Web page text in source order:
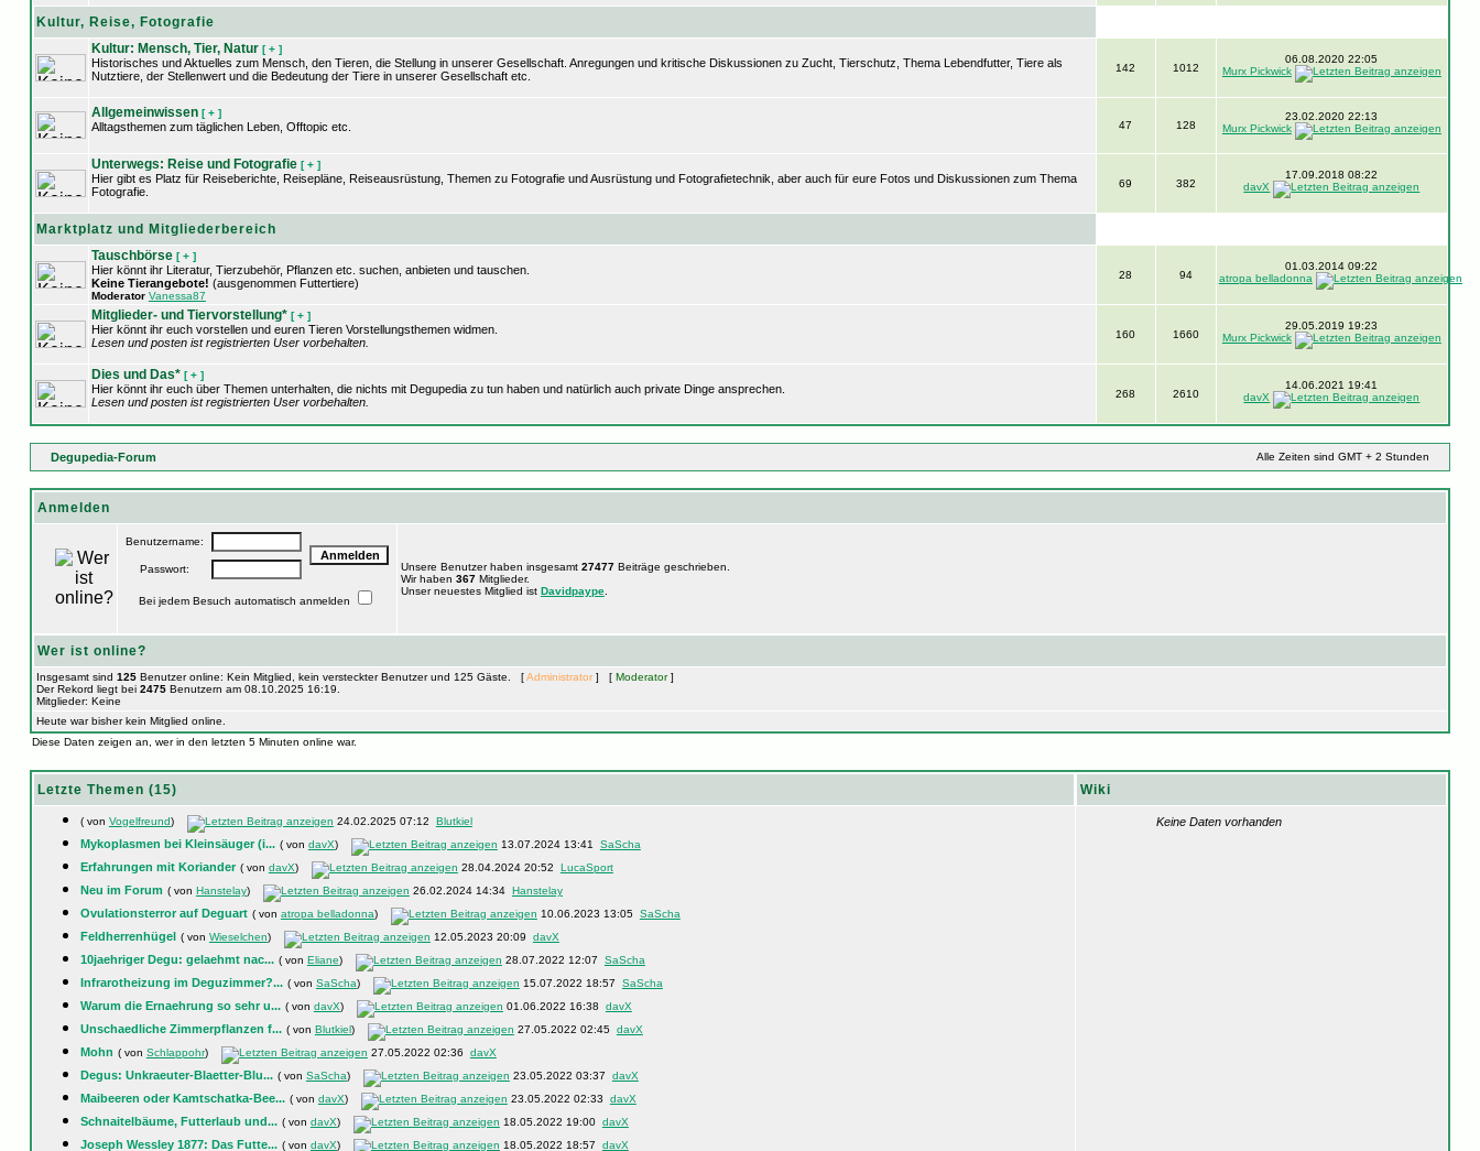
Kultur, Reise, Fotografie
Kultur: Mensch, Tier, Natur [ + ]
Historisches und Aktuelles zum Mensch, den Tieren, die Stellung in unserer Gesellschaft. Anregungen und kritische Diskussionen zu Zucht, Tierschutz, Thema Lebendfutter, Tiere als
Nutztiere, der Stellenwert und die Bedeutung der Tiere in unserer Gesellschaft etc.
142 1012
06.08.2020 22:05
Murx Pickwick
Allgemeinwissen [ + ]
Alltagsthemen zum täglichen Leben, Offtopic etc. 47 128
23.02.2020 22:13
Murx Pickwick
Unterwegs: Reise und Fotografie [ + ]
Hier gibt es Platz für Reiseberichte, Reisepläne, Reiseausrüstung, Themen zu Fotografie und Ausrüstung und Fotografietechnik, aber auch für eure Fotos und Diskussionen zum Thema
Fotografie.
69 382
17.09.2018 08:22
davX
Marktplatz und Mitgliederbereich
Tauschbörse [ + ]
Hier könnt ihr Literatur, Tierzubehör, Pflanzen etc. suchen, anbieten und tauschen.
Keine Tierangebote! (ausgenommen Futtertiere)
Moderator Vanessa87
28 94
01.03.2014 09:22
atropa belladonna
Mitglieder- und Tiervorstellung* [ + ]
Hier könnt ihr euch vorstellen und euren Tieren Vorstellungsthemen widmen.
Lesen und posten ist registrierten User vorbehalten.
160 1660
29.05.2019 19:23
Murx Pickwick
Dies und Das* [ + ]
Hier könnt ihr euch über Themen unterhalten, die nichts mit Degupedia zu tun haben und natürlich auch private Dinge ansprechen.
Lesen und posten ist registrierten User vorbehalten.
268 2610
14.06.2021 19:41
davX
Degupedia-Forum Alle Zeiten sind GMT + 2 Stunden
Anmelden
Benutzername:
Passwort:
Bei jedem Besuch automatisch anmelden
Unsere Benutzer haben insgesamt 27477Beiträge geschrieben.
Wir haben 367Mitglieder.
Unser neuestes Mitglied ist Davidpaype.
Wer ist online?
Insgesamt sind 125Benutzer online: Kein Mitglied, kein versteckter Benutzer und 125 Gäste. [Administrator] [ Moderator]
Der Rekord liegt bei 2475Benutzern am 08.10.2025 16:19.
Mitglieder: Keine
Heute war bisher kein Mitglied online.
Diese Daten zeigen an, wer in den letzten 5 Minuten online war.
Letzte Themen (15) Wiki
( von Vogelfreund) 24.02.2025 07:12 Blutkiel
Mykoplasmen bei Kleinsäuger (i... ( von davX) 13.07.2024 13:41 SaScha
Erfahrungen mit Koriander ( von davX) 28.04.2024 20:52 LucaSport
Neu im Forum ( von Hanstelay) 26.02.2024 14:34 Hanstelay
Ovulationsterror auf Deguart ( von atropa belladonna) 10.06.2023 13:05 SaScha
Feldherrenhügel ( von Wieselchen) 12.05.2023 20:09 davX
10jaehriger Degu: gelaehmt nac... ( von Eliane) 28.07.2022 12:07 SaScha
Infrarotheizung im Deguzimmer?... ( von SaScha) 15.07.2022 18:57 SaScha
Warum die Ernaehrung so sehr u... ( von davX) 01.06.2022 16:38 davX
Unschaedliche Zimmerpflanzen f... ( von Blutkiel) 27.05.2022 02:45 davX
Mohn ( von Schlappohr) 27.05.2022 02:36 davX
Degus: Unkraeuter-Blaetter-Blu... ( von SaScha) 23.05.2022 03:37 davX
Maibeeren oder Kamtschatka-Bee... ( von davX) 23.05.2022 02:33 davX
Schnaitelbäume, Futterlaub und... ( von davX) 18.05.2022 19:00 davX
Joseph Wessley 1877: Das Futte... ( von davX) 18.05.2022 18:57 davX
Keine Daten vorhanden